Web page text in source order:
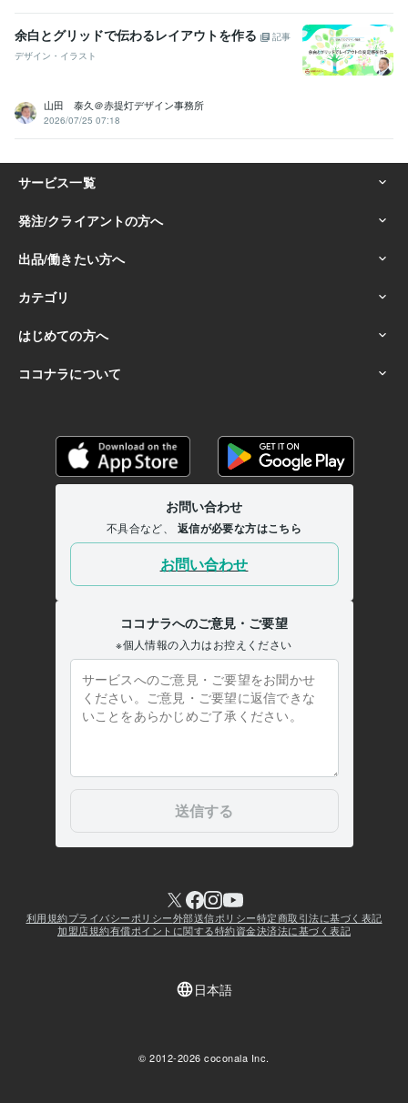
余白とグリッドで伝わるレイアウトを作る
記事
デザイン・イラスト
山田 泰久＠赤提灯デザイン事務所
2026/07/25 07:18